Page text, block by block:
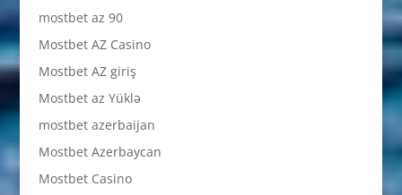
mostbet az 90
Mostbet AZ Casino
Mostbet AZ giriş
Mostbet az Yüklə
mostbet azerbaijan
Mostbet Azerbaycan
Mostbet Casino